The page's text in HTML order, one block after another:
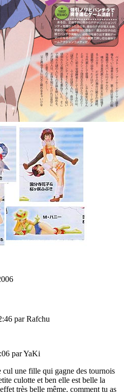
par Rafchu
par YaKi
cul une fille qui gagne des tournois
culotte et ben elle est belle la
très belle même, comment tu as